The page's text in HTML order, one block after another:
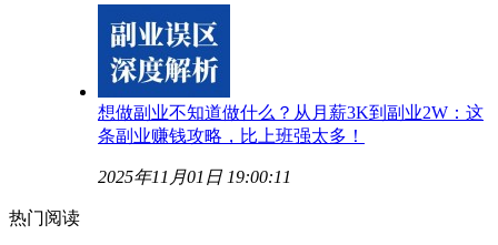
想做副业不知道做什么？从月薪3K到副业2W：这
条副业赚钱攻略，比上班强太多！
2025年11月01日 19:00:11
热门阅读